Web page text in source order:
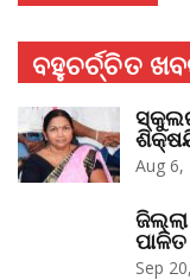
ବହୁଚର୍ଚ୍ଚିତ
Aug 6,
ପାଳିତ
Sep